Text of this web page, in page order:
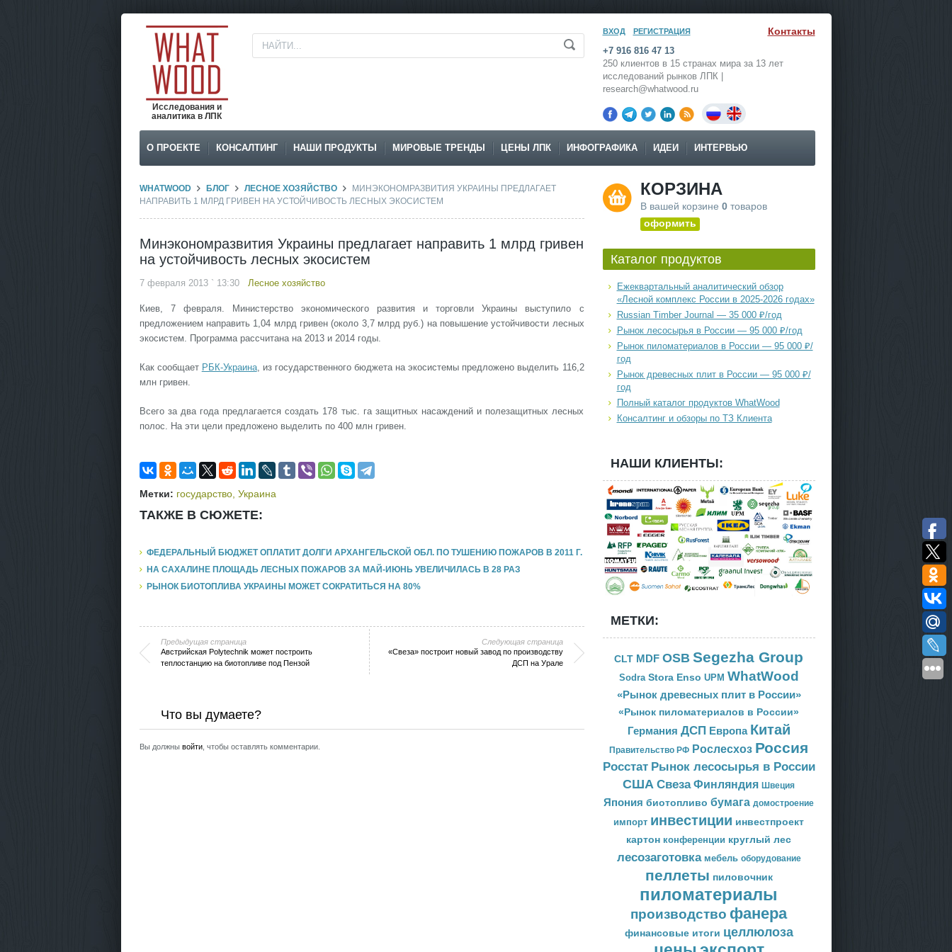
Исследования и
аналитика в ЛПК
ВХОД РЕГИСТРАЦИЯ Контакты
+7 916 816 47 13
250 клиентов в 15 странах мира за 13 лет
исследований рынков ЛПК |
research@whatwood.ru
О ПРОЕКТЕ КОНСАЛТИНГ НАШИ ПРОДУКТЫ МИРОВЫЕ ТРЕНДЫ ЦЕНЫ ЛПК ИНФОГРАФИКА ИДЕИ ИНТЕРВЬЮ
WHATWOOD БЛОГ ЛЕСНОЕ ХОЗЯЙСТВО
МИНЭКОНОМРАЗВИТИЯ УКРАИНЫ ПРЕДЛАГАЕТ
НАПРАВИТЬ 1 МЛРД ГРИВЕН НА УСТОЙЧИВОСТЬ ЛЕСНЫХ ЭКОСИСТЕМ
Минэкономразвития Украины предлагает направить 1 млрд гривен
на устойчивость лесных экосистем
7 февраля 2013 ` 13:30 Лесное хозяйство
Киев, 7 февраля. Министерство экономического развития и торговли Украины выступило с
предложением направить 1,04 млрд гривен (около 3,7 млрд руб.) на повышение устойчивости лесных
экосистем. Программа рассчитана на 2013 и 2014 годы.
Как сообщает РБК-Украина, из государственного бюджета на экосистемы предложено выделить 116,2
млн гривен.
Всего за два года предлагается создать 178 тыс. га защитных насаждений и полезащитных лесных
полос. На эти цели предложено выделить по 400 млн гривен.
Метки: государство, Украина
ТАКЖЕ В СЮЖЕТЕ:
ФЕДЕРАЛЬНЫЙ БЮДЖЕТ ОПЛАТИТ ДОЛГИ АРХАНГЕЛЬСКОЙ ОБЛ. ПО ТУШЕНИЮ ПОЖАРОВ В 2011 Г.
НА САХАЛИНЕ ПЛОЩАДЬ ЛЕСНЫХ ПОЖАРОВ ЗА МАЙ-ИЮНЬ УВЕЛИЧИЛАСЬ В 28 РАЗ
РЫНОК БИОТОПЛИВА УКРАИНЫ МОЖЕТ СОКРАТИТЬСЯ НА 80%
Предыдущая страница
Австрийская Polytechnik может построить
теплостанцию на биотопливе под Пензой
Следующая страница
«Свеза» построит новый завод по производству
ДСП на Урале
Что вы думаете?
Вы должны войти, чтобы оставлять комментарии.
КОРЗИНА
В вашей корзине 0товаров
оформить
Каталог продуктов
Ежеквартальный аналитический обзор
«Лесной комплекс России в 2025-2026 годах»
Russian Timber Journal — 35 000 ₽/год
Рынок лесосырья в России — 95 000 ₽/год
Рынок пиломатериалов в России — 95 000 ₽/
год
Рынок древесных плит в России — 95 000 ₽/
год
Полный каталог продуктов WhatWood
Консалтинг и обзоры по ТЗ Клиента
НАШИ КЛИЕНТЫ:
МЕТКИ:
CLT MDF OSB Segezha Group
Sodra Stora Enso UPM WhatWood
«Рынок древесных плит в России»
«Рынок пиломатериалов в России»
Германия ДСП Европа Китай
Правительство РФ Рослесхоз Россия
Росстат Рынок лесосырья в России
США Свеза Финляндия Швеция
Япония биотопливо бумага домостроение
импорт инвестиции инвестпроект
картон конференции круглый лес
лесозаготовка мебель оборудование
пеллеты пиловочник
пиломатериалы
производство фанера
финансовые итоги целлюлоза